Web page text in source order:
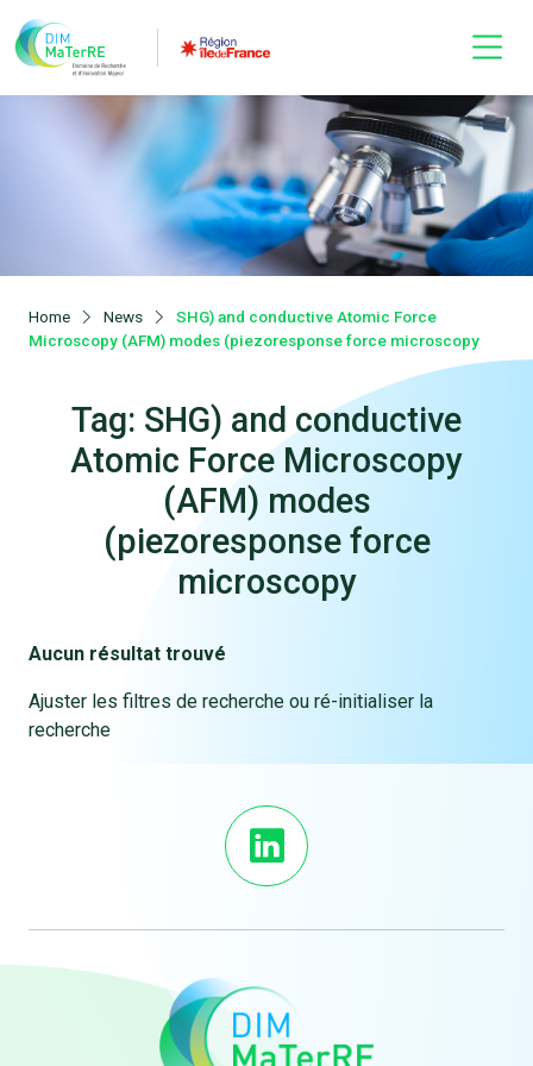
Home News
SHG) and conductive Atomic Force
Microscopy (AFM) modes (piezoresponse force microscopy
Tag: SHG) and conductive
Atomic Force Microscopy
(AFM) modes
(piezoresponse force
microscopy
Aucun résultat trouvé
Ajuster les filtres de recherche ou ré-initialiser la
recherche